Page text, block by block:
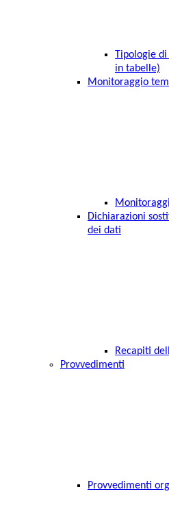
Tipologie
in tabelle)
Monitoraggio
Dichiarazioni
dei dati
Recapiti
Provvedimenti
Provvedimenti